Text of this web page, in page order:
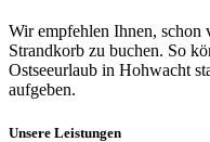
Wir empfehlen Ihnen, schon
Strandkorb zu buchen. So
Ostseeurlaub in Hohwacht
aufgeben.
Unsere Leistungen